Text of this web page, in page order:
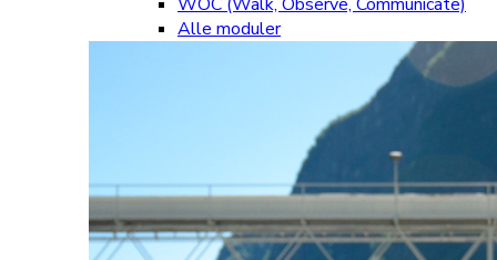
Alle moduler